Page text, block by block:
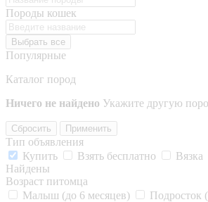
Породы кошек
Выбрать все
Популярные
Каталог пород
Ничего не найдено Укажите другую
Сбросить Применить
Тип объявления
Купить
Взять бесплатно Вязка
Найдены
Возраст питомца
Малыш (до 6 месяцев)
Подросток